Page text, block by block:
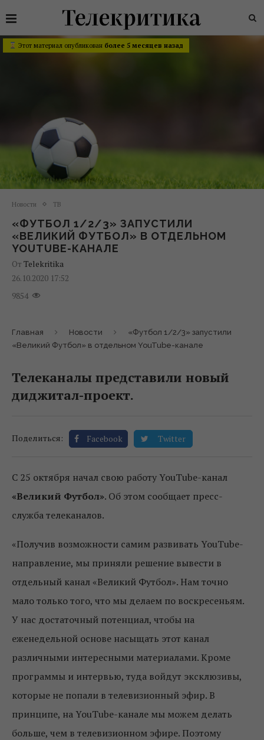
Этот материал опубликован более 5 месяцев назад
Новости ТВ
«ФУТБОЛ 1/2/3» ЗАПУСТИЛИ
«ВЕЛИКИЙ ФУТБОЛ» В ОТДЕЛЬНОМ
YOUTUBE-КАНАЛЕ
От Telekritika
26.10.2020 17:52
9854
Главная Новости
«Футбол 1/2/3» запустили
«Великий Футбол» в отдельном YouTube-канале
Телеканалы представили новый
диджитал-проект.
Поделиться: Facebook Twitter
С 25 октября начал свою работу YouTube-канал
«Великий Футбол». Об этом сообщает пресс-
служба телеканалов.
«Получив возможности самим развивать YouTube-
направление, мы приняли решение вывести в
отдельный канал «Великий Футбол». Нам точно
мало только того, что мы делаем по воскресеньям.
У нас достаточный потенциал, чтобы на
еженедельной основе насыщать этот канал
различными интересными материалами. Кроме
программы и интервью, туда войдут эксклюзивы,
которые не попали в телевизионный эфир. В
принципе, на YouTube-канале мы можем делать
больше, чем в телевизионном эфире. Поэтому